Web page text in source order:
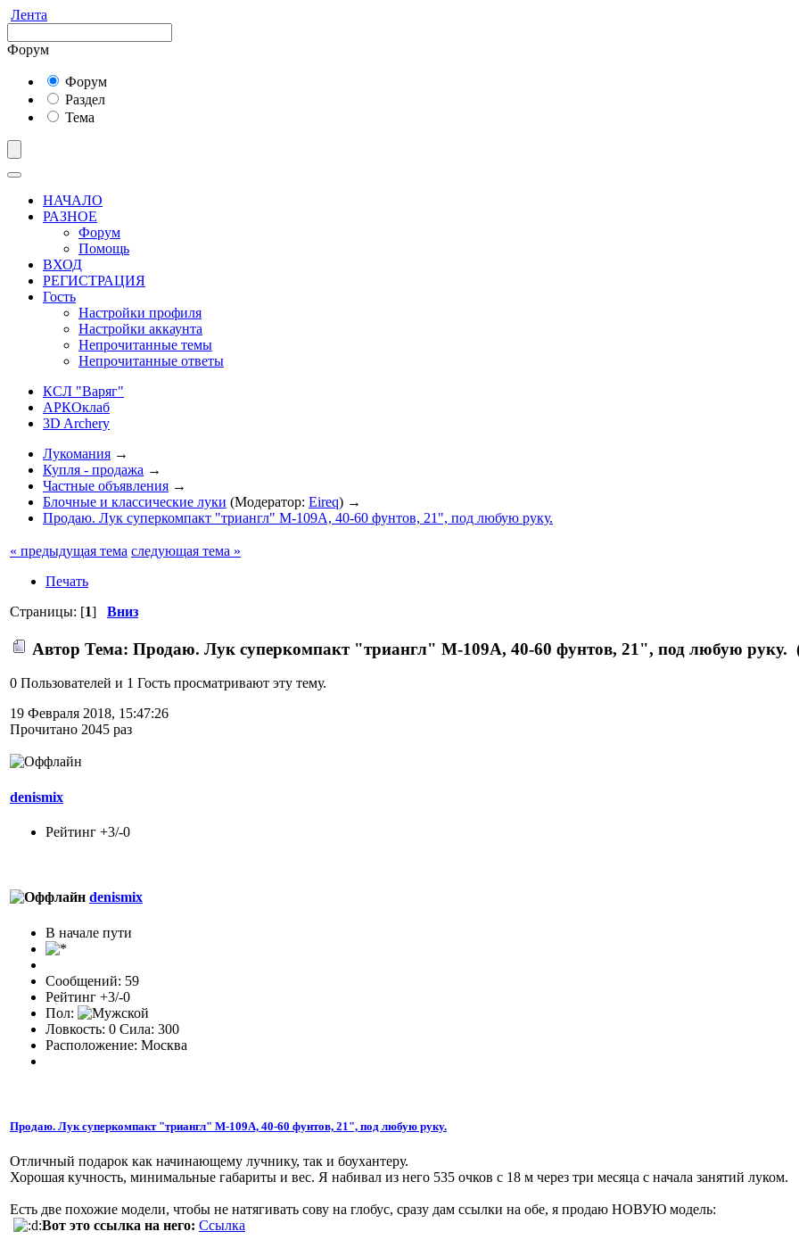
Лента
Форум
Форум
Раздел
Тема
НАЧАЛО
РАЗНОЕ
Форум
Помощь
ВХОД
РЕГИСТРАЦИЯ
Гость
Настройки профиля
Настройки аккаунта
Непрочитанные темы
Непрочитанные ответы
КСЛ "Варяг"
АРКОклаб
3D Archery
Лукомания →
Купля - продажа →
Частные объявления →
Блочные и классические луки (Модератор: Eireq) →
Продаю. Лук суперкомпакт "триангл" M-109A, 40-60 фунтов, 21", под любую руку.
« предыдущая тема следующая тема »
Печать
Страницы: [1] Вниз
Автор Тема: Продаю. Лук суперкомпакт "триангл" M-109A, 40-60 фунтов, 21", под любую руку.
0 Пользователей и 1 Гость просматривают эту тему.
19 Февраля 2018, 15:47:26
Прочитано 2045 раз
denismix
Рейтинг +3/-0
denismix
В начале пути
Сообщений: 59
Рейтинг +3/-0
Пол:
Ловкость: 0 Сила: 300
Расположение: Москва
Продаю. Лук суперкомпакт "триангл" M-109A, 40-60 фунтов, 21", под любую руку.
Отличный подарок как начинающему лучнику, так и боухантеру.
Хорошая кучность, минимальные габариты и вес. Я набивал из него 535 очков с 18 м через три месяца с начала занятий луком.
Есть две похожие модели, чтобы не натягивать сову на глобус, сразу дам ссылки на обе, я продаю НОВУЮ модель:
Вот это ссылка на него: Ссылка